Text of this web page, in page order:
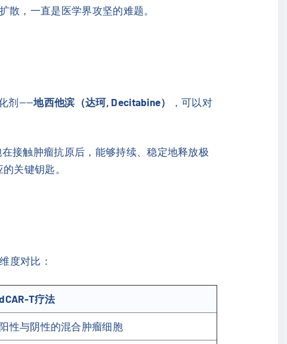
，一直是医学界攻坚的难题。
剂——地西他滨（达珂, Decitabine）
，可以对
接触肿瘤抗原后，能够持续、稳定地释放极
关键钥匙。
度对比：
T疗法
性与阴性的混合肿瘤细胞